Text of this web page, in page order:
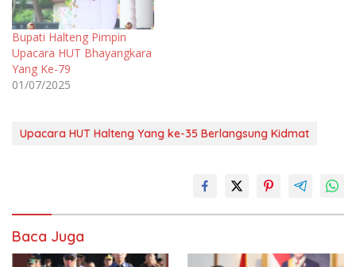
Bupati Halteng Pimpin
Upacara HUT Bhayangkara
Yang Ke-79
01/07/2025
Upacara HUT Halteng Yang ke-35 Berlangsung Kidmat
Baca Juga